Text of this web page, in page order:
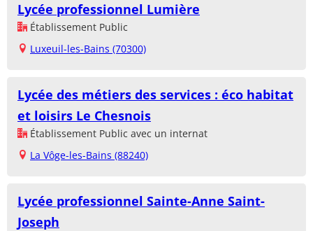
Lycée professionnel Lumière
Établissement Public
Luxeuil-les-Bains (70300)
Lycée des métiers des services : éco habitat
et loisirs Le Chesnois
Établissement Public avec un internat
La Vôge-les-Bains (88240)
Lycée professionnel Sainte-Anne Saint-
Joseph